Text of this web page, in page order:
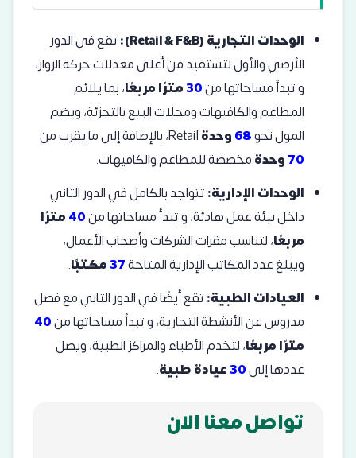
الوحدات التجارية (Retail & F&B):
تقع في الدور
الأرضي والأول لتستفيد من أعلى معدلات حركة الزوار،
و تبدأ مساحاتها من30مترًا مربعًا، بما يلائم
المطاعم والكافيهات ومحلات البيع بالتجزئة، ويضم
المول نحو
وحدة
70وحدةمخصصة للمطاعم والكافيهات.
الوحدات الإدارية:تتواجد بالكامل في الدور الثاني
داخل بيئة عمل هادئة، و تبدأ مساحاتها من40مترًا
مربعًا، لتناسب مقرات الشركات وأصحاب الأعمال،
ويبلغ عدد المكاتب الإدارية المتاحة
مكتبًا.
العيادات الطبية:تقع أيضًا في الدور الثاني مع فصل
مدروس عن الأنشطة التجارية، و تبدأ مساحاتها من
مترًا مربعًا، لتخدم الأطباء والمراكز الطبية، ويصل
عددها إلى
عيادة طبية.
تواصل معنا الان